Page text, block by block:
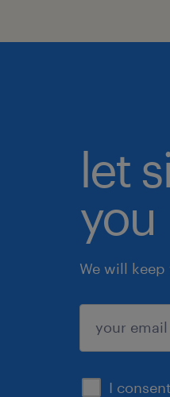
let
you
We will
I
submit